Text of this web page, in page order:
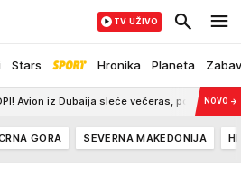
Stars Hronika Planeta
TV UŽIVO
sleće večeras, policiji mora da pomaže
NOVO →
GORA SEVERNA MAKEDONIJA